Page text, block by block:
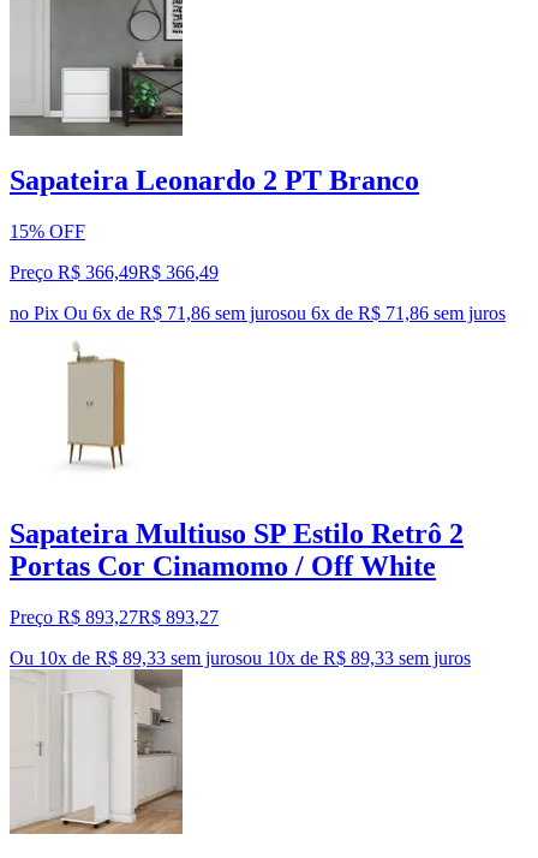
Sapateira Leonardo 2 PT Branco
15% OFF
Preço R$ 366,49R$ 366,49
no Pix Ou 6x de R$ 71,86 sem jurosou 6x de R$ 71,86 sem juros
Sapateira Multiuso SP Estilo Retrô 2
Portas Cor Cinamomo / Off White
Preço R$ 893,27R$ 893,27
Ou 10x de R$ 89,33 sem jurosou 10x de R$ 89,33 sem juros